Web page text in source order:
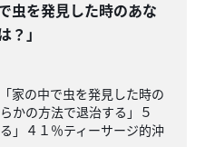
虫を発見した時のあな
？」
家の中で虫を発見した時の
かの方法で退治する」５
」４１％ティーサージ的沖